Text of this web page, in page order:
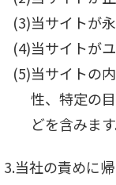
(3)当サイトが
(4)当サイトが
(5)当サイトの
性、特定の
どを含みま
3.当社の責めに